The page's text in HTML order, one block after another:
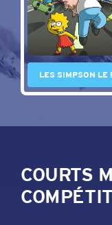
LES SIMPSON LE
COURTS